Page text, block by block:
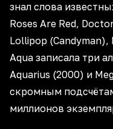
знал слова
Roses Are Red,
Lollipop (Candyman),
Aqua записала три
Aquarius (2000) и
скромным
миллионов